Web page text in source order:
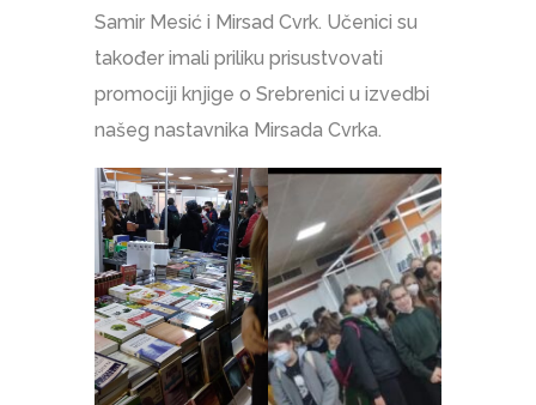
Samir Mesić i Mirsad Cvrk. Učenici su
također imali priliku prisustvovati
promociji knjige o Srebrenici u izvedbi
našeg nastavnika Mirsada Cvrka.